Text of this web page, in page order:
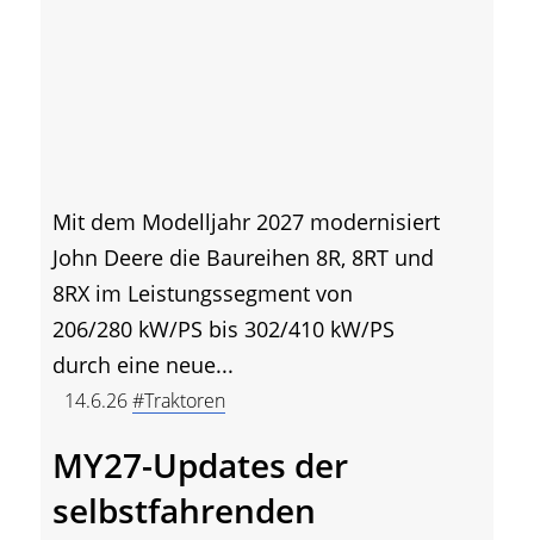
Mit dem Modelljahr 2027 modernisiert
John Deere die Baureihen 8R, 8RT und
8RX im Leistungssegment von
206/280 kW/PS bis 302/410 kW/PS
durch eine neue...
14.6.26#Traktoren
MY27-Updates der
selbstfahrenden